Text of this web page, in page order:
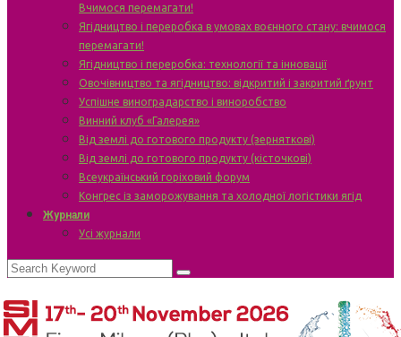
Вчимося перемагати!
Ягідництво і переробка в умовах воєнного стану: вчимося
перемагати!
Ягідництво і переробка: технології та інновації
Овочівництво та ягідництво: відкритий і закритий ґрунт
Успішне виноградарство і виноробство
Винний клуб «Галерея»
Від землі до готового продукту (зерняткові)
Від землі до готового продукту (кісточкові)
Всеукраїнський горіховий форум
Конгрес із заморожування та холодної логістики ягід
Журнали
Усі журнали